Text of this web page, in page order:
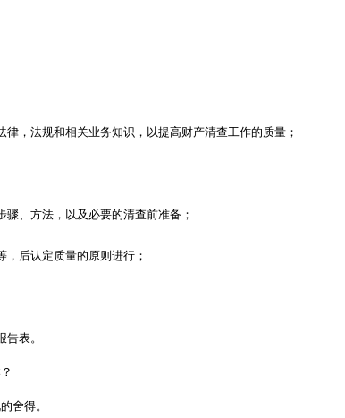
律，法规和相关业务知识，以提高财产清查工作的质量；
骤、方法，以及必要的清查前准备；
，后认定质量的原则进行；
表。
舍得。